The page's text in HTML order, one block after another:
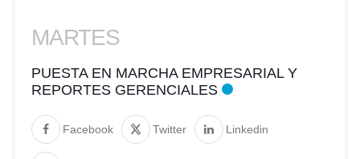
MARTES
PUESTA EN MARCHA EMPRESARIAL Y
REPORTES GERENCIALES
Facebook Twitter Linkedin